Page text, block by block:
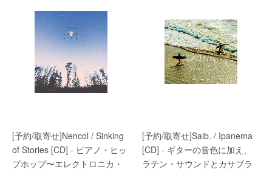
[予約/取寄せ]Nencol / Sinking
of Stories [CD] - ピアノ・ヒッ
プホップ〜エレクトロニカ・
[予約/取寄せ]Saib. / Ipanema
[CD] - ギターの音色に加え、
ラテン・サウンドとカサブラ